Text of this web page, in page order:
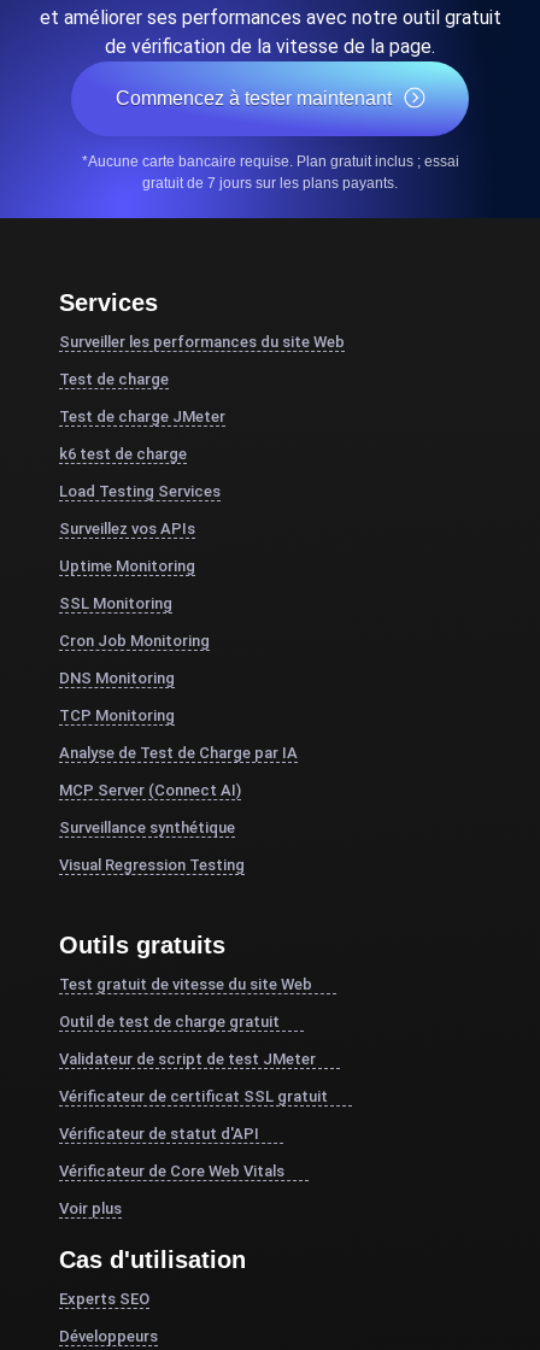
et améliorer ses performances avec notre outil gratuit
de vérification de la vitesse de la page.
Commencez à tester maintenant
*Aucune carte bancaire requise. Plan gratuit inclus ; essai
gratuit de 7 jours sur les plans payants.
Services
Surveiller les performances du site Web
Test de charge
Test de charge JMeter
k6 test de charge
Load Testing Services
Surveillez vos APIs
Uptime Monitoring
SSL Monitoring
Cron Job Monitoring
DNS Monitoring
TCP Monitoring
Analyse de Test de Charge par IA
MCP Server (Connect AI)
Surveillance synthétique
Visual Regression Testing
Outils gratuits
Test gratuit de vitesse du site Web
Outil de test de charge gratuit
Validateur de script de test JMeter
Vérificateur de certificat SSL gratuit
Vérificateur de statut d'API
Vérificateur de Core Web Vitals
Voir plus
Cas d'utilisation
Experts SEO
Développeurs